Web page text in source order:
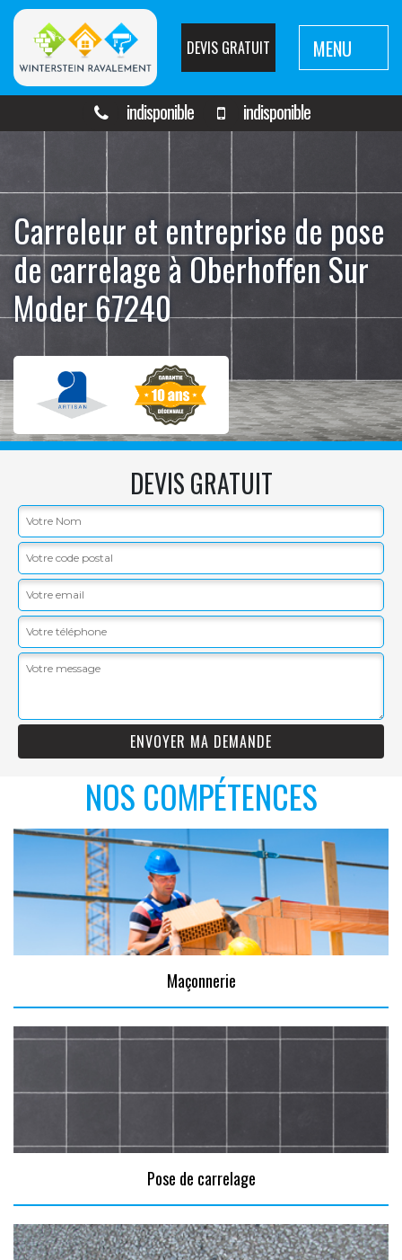
DEVIS GRATUIT MENU
indisponible indisponible
Carreleur et entreprise de pose
de carrelage à Oberhoffen Sur
Moder 67240
DEVIS GRATUIT
NOS COMPÉTENCES
Maçonnerie
Pose de carrelage